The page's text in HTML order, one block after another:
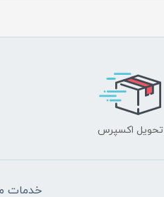
تحویل اکسپرس
خدمات